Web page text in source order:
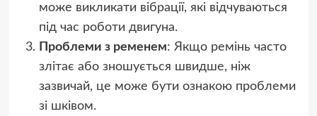
може викликати вібрації, які відчуваються
під час роботи двигуна.
Проблеми з ременем: Якщо ремінь часто
злітає або зношується швидше, ніж
зазвичай, це може бути ознакою проблеми
зі шківом.